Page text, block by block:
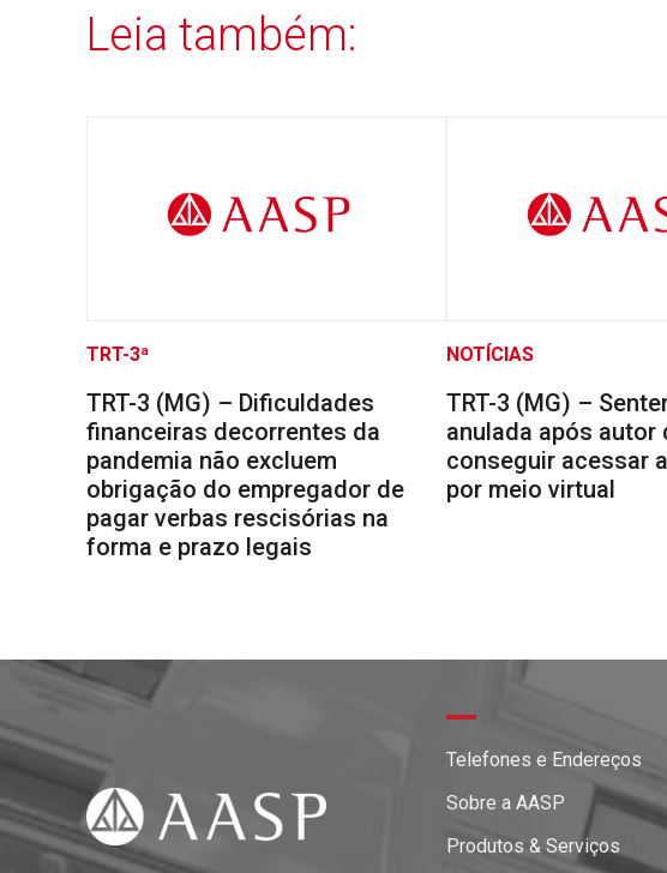
Leia também:
TRT-3ª
TRT-3 (MG) – Dificuldades
financeiras decorrentes da
pandemia não excluem
obrigação do empregador de
pagar verbas rescisórias na
forma e prazo legais
NOTÍCIAS
TRT-3 (MG) –
anulada após autor
conseguir acessar
por meio virtual
Telefones e Endereços
Sobre a AASP
Produtos & Serviços